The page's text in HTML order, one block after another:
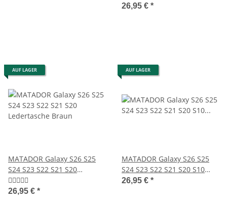
26,95 € *
AUF LAGER
MATADOR Galaxy S26 S25
S24 S23 S22 S21 S20
Ledertasche Braun
26,95 € *
AUF LAGER
MATADOR Galaxy S26 S25
S24 S23 S22 S21 S20 S10
Leder-Hülle Braun
26,95 € *